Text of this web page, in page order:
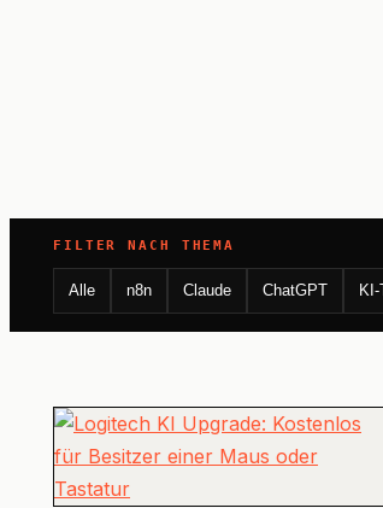
FILTER NACH THEMA
Alle n8n Claude ChatGPT KI-